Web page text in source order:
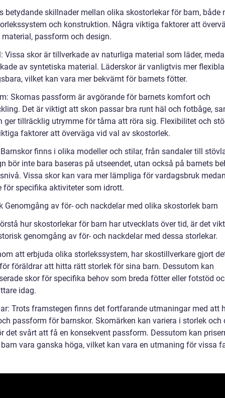
betydande skillnader mellan olika skostorlekar för barn, både
och konstruktion. Några viktiga faktorer att
passform och design.
Vissa skor är tillverkade av naturliga material som läder,
av syntetiska material. Läderskor är vanligtvis mer
vilket kan vara mer bekvämt för barnets fötter.
Skornas passform är avgörande för barnets komfort och
Det är viktigt att skon passar bra runt häl och fotbåge,
ger tillräcklig utrymme för tårna att röra sig. Flexibilitet och
faktorer att överväga vid val av skostorlek.
finns i olika modeller och stilar, från sandaler till
bör inte bara baseras på utseendet, utan också på barnets
Vissa skor kan vara mer lämpliga för vardagsbruk
för specifika aktiviteter som idrott.
Genomgång av för- och nackdelar med olika skostorlek barn
hur skostorlekar för barn har utvecklats över tid, är det
genomgång av för- och nackdelar med dessa storlekar.
att erbjuda olika storlekssystem, har skostillverkare gjort
föräldrar att hitta rätt storlek för sina barn. Dessutom kan
skor för specifika behov som breda fötter eller fotstöd
idag.
Trots framstegen finns det fortfarande utmaningar med att
passform för barnskor. Skomärken kan variera i storlek och
det svårt att få en konsekvent passform. Dessutom kan
vara ganska höga, vilket kan vara en utmaning för vissa